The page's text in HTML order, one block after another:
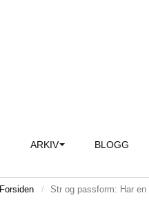
ARKIV BLOGG
Forsiden Str og passform: Har